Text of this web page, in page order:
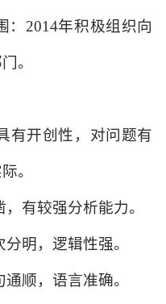
：2014年积极组织向
。
有开创性，对问题有
。
有较强分析能力。
明，逻辑性强。
顺，语言准确。